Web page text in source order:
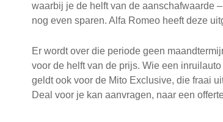
waarbij je de helft van de aanschafwaarde
nog even sparen. Alfa Romeo heeft deze
Er wordt over die periode geen
voor de helft van de prijs. Wie een
geldt ook voor de Mito Exclusive, die fraai
Deal voor je kan aanvragen, naar een